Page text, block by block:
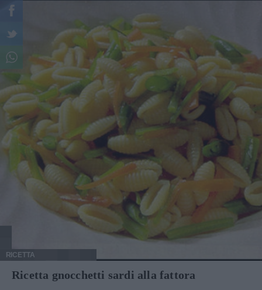
RICETTA
Ricetta gnocchetti sardi alla fattora